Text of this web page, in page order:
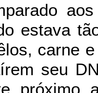
estava
carne
seu